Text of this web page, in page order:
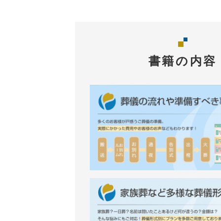
書籍の内容